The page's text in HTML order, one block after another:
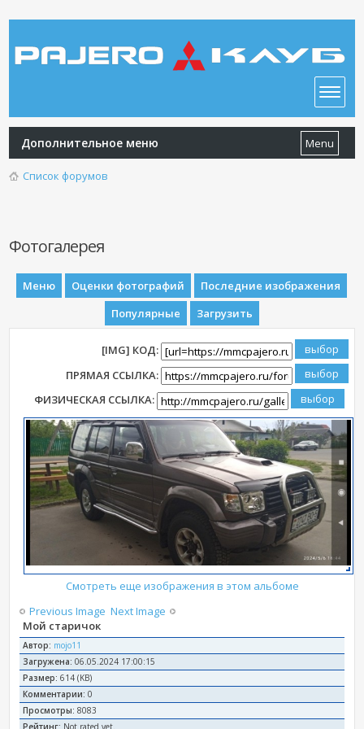
Дополнительное меню Menu
Список форумов
Фотогалерея
Меню Оценки фотографий
Последние изображения
Популярные
Загрузить
[IMG] КОД:
ПРЯМАЯ ССЫЛКА:
ФИЗИЧЕСКАЯ ССЫЛКА:
Смотреть еще изображения в этом альбоме
Previous Image Next Image
Мой старичок
Автор: mojo11
Загружена:06.05.2024 17:00:15
Размер:614 (KB)
Комментарии:0
Просмотры:8083